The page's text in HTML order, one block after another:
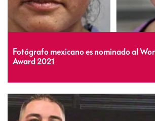
Fotógrafo mexicano es nominado al
Award 2021